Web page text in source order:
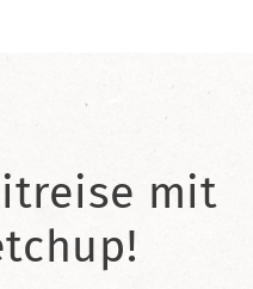
mit